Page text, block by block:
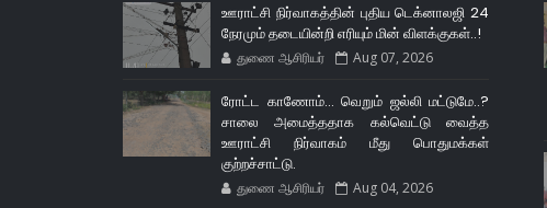
ஊராட்சி நிர்வாகத்தின் புதிய டெக்னாலஜி 24
நேரமும் தடையின்றி எரியும் மின் விளக்குகள்..!
துணை ஆசிரியர் Aug 07, 2026
ரோட்ட காணோம்... வெறும் ஜல்லி மட்டுமே..?
சாலை அமைத்ததாக கல்வெட்டு வைத்த
ஊராட்சி நிர்வாகம் மீது பொதுமக்கள்
குற்றச்சாட்டு.
துணை ஆசிரியர் Aug 04, 2026